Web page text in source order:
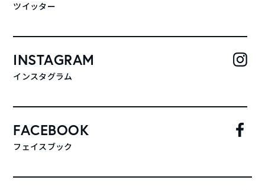
ツイッター
INSTAGRAM
インスタグラム
FACEBOOK
フェイスブック